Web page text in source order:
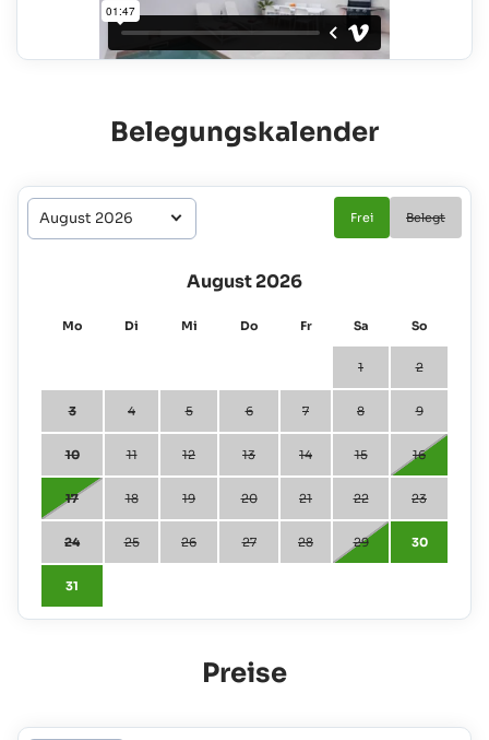
Belegungskalender
Frei Belegt
August 2026
Mo Di Mi Do Fr Sa So
1 2
3 4 5 6 7 8 9
10 11 12 13 14 15 16
17 18 19 20 21 22 23
24 25 26 27 28 29 30
31
Preise